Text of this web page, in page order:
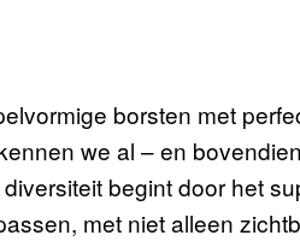
borsten met
we al – en
begint door het
met niet alleen